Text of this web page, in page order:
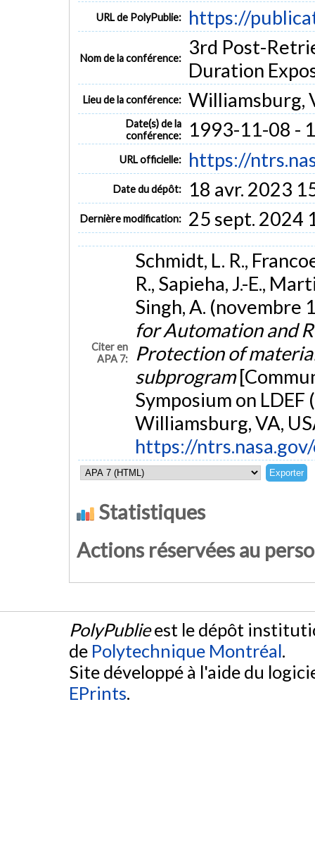
URL de PolyPublie: https://
Nom de la conférence:
3rd Post-
Duration
Lieu de la conférence: Williamsburg,
Date(s) de la
conférence:
1993-11-08 -
URL officielle: https://
Date du dépôt: 18 avr. 2023
Dernière modification: 25 sept. 2024
Citer en
APA 7:
Schmidt, L. R.,
R., Sapieha, J.-E.,
Singh, A. (novembre
for Automation and
Protection of
subprogram
Symposium on
Williamsburg, VA,
https://
Statistiques
Actions réservées au
PolyPublieest le dépôt
de Polytechnique Montréal.
Site développé à l'aide du
EPrints.